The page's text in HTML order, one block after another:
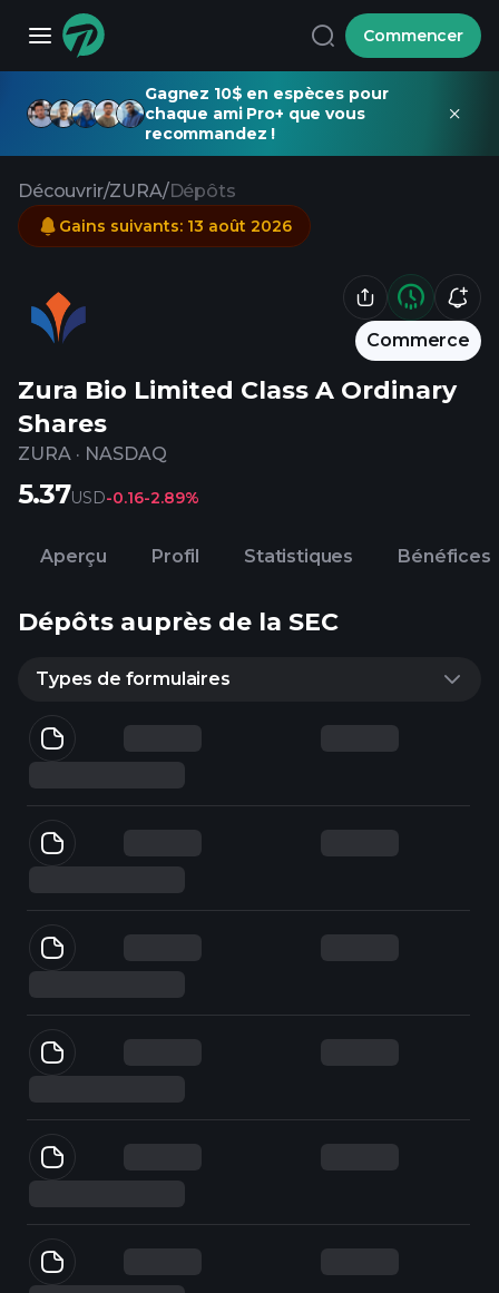
Commencer
Gagnez 10$ en espèces pour
chaque ami Pro+ que vous
recommandez !
Découvrir/ZURA/Dépôts
Commerce
Zura Bio Limited Class A Ordinary
Shares
ZURA · NASDAQ
Gains suivants: 13 août 2026
5.37USD-0.16-2.89%
Aperçu Profil Statistiques Bénéfices
Dépôts auprès de la SEC
Types de formulaires